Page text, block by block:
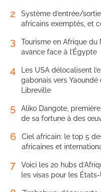
2
Système d’entrée/
africains exemptés, et
3
Tourisme en Afrique
avance face à l’Égypte
4
Les USA délocalisent
gabonais vers Yaoundé
Libreville
5
Aliko Dangote,
de sa fortune à des
6
Ciel africain: le top 5
africaines et
7
Voici les 20 hubs
les visas pour les